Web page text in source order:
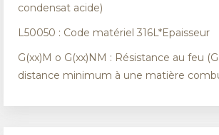
condensat acide)
L50050 : Code matériel 316L*Epaisseur
G(xx)M o G(xx)NM : Résistance au feu
distance minimum à une matière